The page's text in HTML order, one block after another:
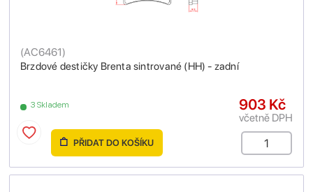
Brzdové destičky Brenta sintrované (HH) - zadní
(AC6461)
3 Skladem 903 Kč
včetně DPH
PŘIDAT DO KOŠÍKU